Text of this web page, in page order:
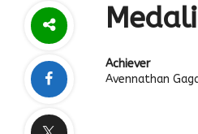
Achiever
Avennathan